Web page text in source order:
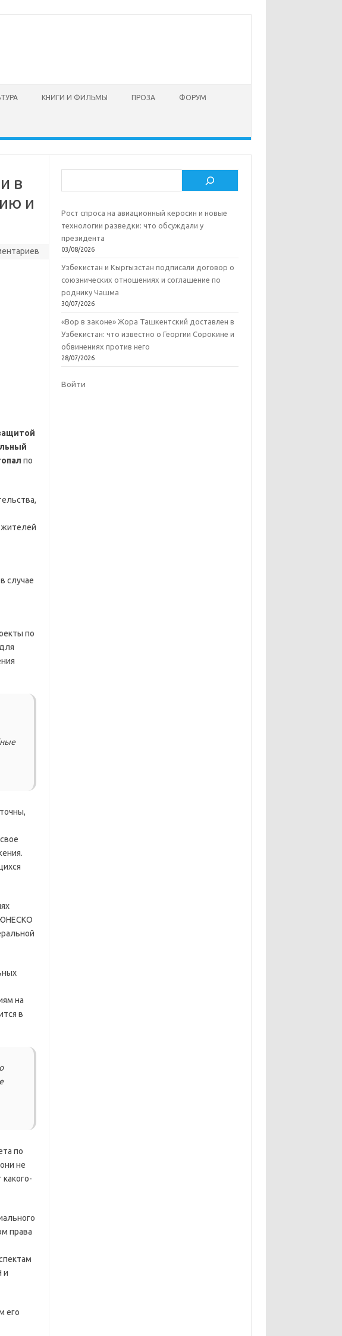
КНИГИ И ФИЛЬМЫ ПРОЗА ФОРУМ
в
и
по
жителей
случае
по
ЮНЕСКО
на
в
по
не
права
и
его
Рост спроса на авиационный керосин и новые
технологии разведки: что обсуждали у
президента
03/08/2026
Узбекистан и Кыргызстан подписали договор о
союзнических отношениях и соглашение по
роднику Чашма
30/07/2026
«Вор в законе» Жора Ташкентский доставлен в
Узбекистан: что известно о Георгии Сорокине и
обвинениях против него
28/07/2026
Войти